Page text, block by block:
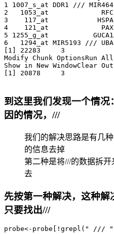
1 1007_s_at DDR1 ///
2   1053_at
3    117_at
4    121_at
5 1255_g_at
6   1294_at MIR5193 ///
[1] 22283     3
Modify Chunk OptionsRun All
Show in New WindowClear
[1] 20878     3
到这里我们发现一个情
因的情况，///
我们的解决思路是有几
的信息去掉
第二种是将///的数据拆
去
先按第一种解决，这种
只要找出///
probe<-probe[!grepl(" ///